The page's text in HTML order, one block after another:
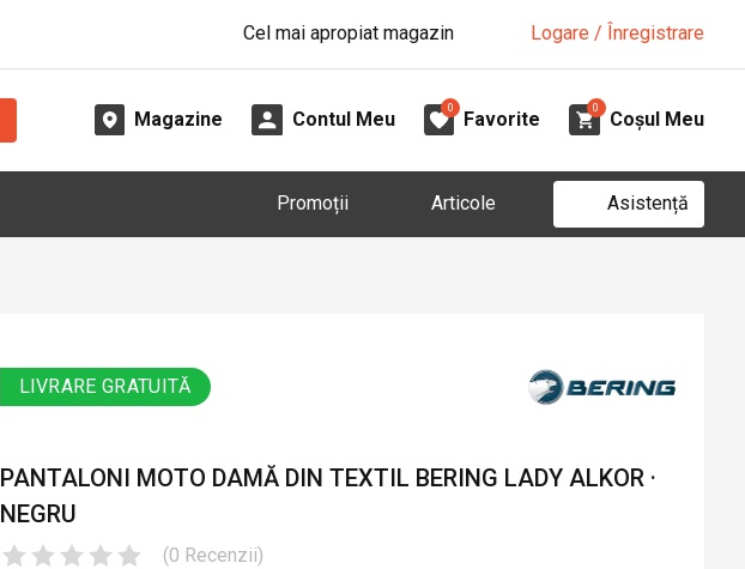
Cel mai apropiat magazin Logare / Înregistrare
Magazine Contul Meu
0
Favorite
0
Coșul Meu
Promoții Articole Asistență
LIVRARE GRATUITĂ
PANTALONI MOTO DAMĂ DIN TEXTIL BERING LADY ALKOR ·
NEGRU
(0 Recenzii)